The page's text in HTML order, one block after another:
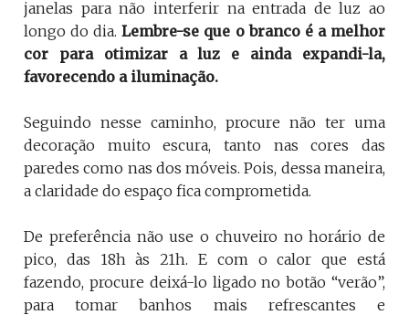
janelas para não interferir na entrada de luz ao
longo do dia.Lembre-se que o branco é a melhor
cor para otimizar a luz e ainda expandi-la,
favorecendo a iluminação.
Seguindo nesse caminho, procure não ter uma
decoração muito escura, tanto nas cores das
paredes como nas dos móveis. Pois, dessa maneira,
a claridade do espaço fica comprometida.
De preferência não use o chuveiro no horário de
pico, das 18h às 21h. E com o calor que está
fazendo, procure deixá-lo ligado no botão “verão”,
para tomar banhos mais refrescantes e